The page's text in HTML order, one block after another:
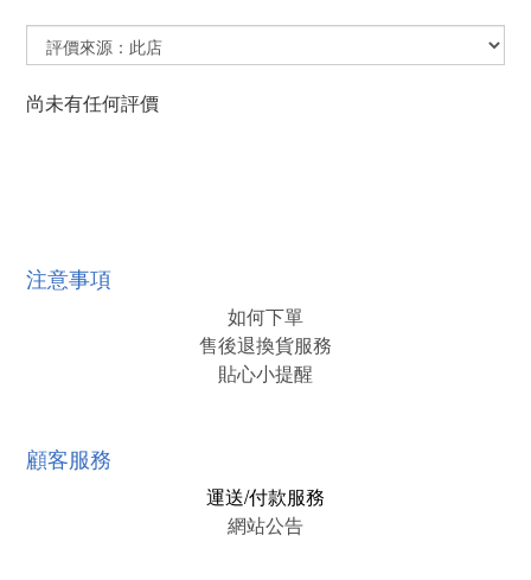
尚未有任何評價
注意事項
如何下單
售後退換貨服務
貼心小提醒
顧客服務
運送/付款服務
網站公告